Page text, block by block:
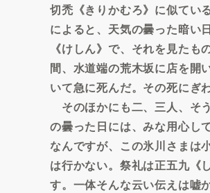
切禿《きりかむろ》に似てい
によると、天気の曇った暗い
《けしん》で、それを見た
間、水道端の荒木坂に店を開
いて急に死んだ。その死にぎ
そのほかにも二、三人、そ
の曇った日には、みな用心し
なんですが、この氷川さまは
は行かない。祭礼は正五九《
す。一体そんな云い伝えは嘘